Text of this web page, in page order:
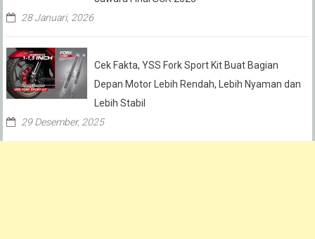
28 Januari, 2026
Cek Fakta, YSS Fork Sport Kit Buat Bagian
Depan Motor Lebih Rendah, Lebih Nyaman dan
Lebih Stabil
29 Desember, 2025